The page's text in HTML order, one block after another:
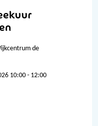
de
10:00 - 12:00